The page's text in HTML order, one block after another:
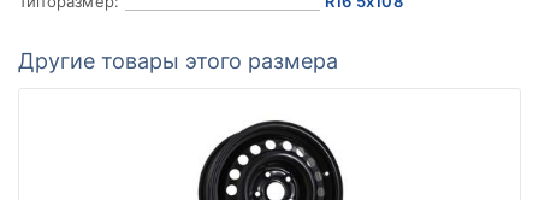
Другие товары этого размера